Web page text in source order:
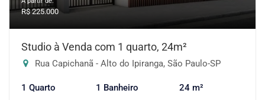
R$ 225.000
Studio à Venda com 1 quarto, 24m²
Rua Capichanã - Alto do Ipiranga, São Paulo-SP
1 Quarto 1 Banheiro 24 m²